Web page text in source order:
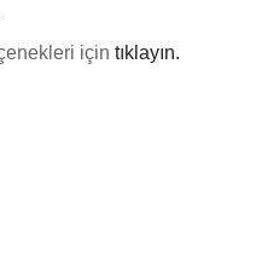
için tıklayın.